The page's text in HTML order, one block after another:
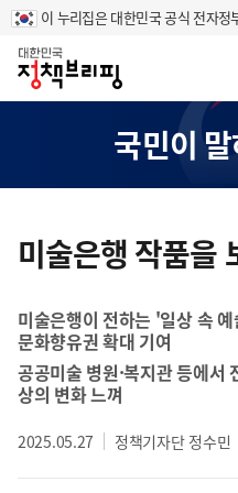
이 누리집은 대한민국 공식 전자정
홈
국민이
텐
츠
역
미술은행 작품을
미술은행이 전하는 '일상 속
문화향유권 확대 기여
공공미술 병원·복지관 등에
상의 변화 느껴
2025.05.27 정책기자단 정수민